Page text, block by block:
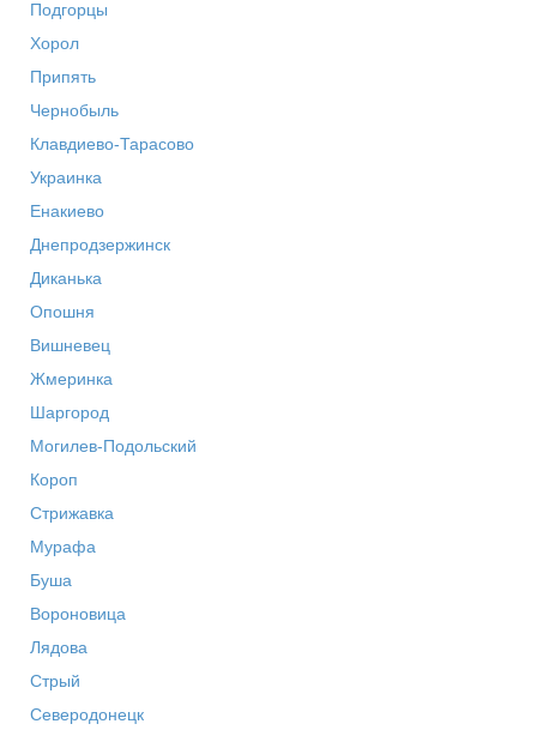
Подгорцы
Хорол
Припять
Чернобыль
Клавдиево-Тарасово
Украинка
Енакиево
Днепродзержинск
Диканька
Опошня
Вишневец
Жмеринка
Шаргород
Могилев-Подольский
Короп
Стрижавка
Мурафа
Буша
Вороновица
Лядова
Стрый
Северодонецк